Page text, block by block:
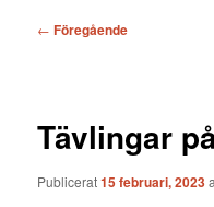
Inläggsnavigering
← Föregående
Tävlingar
Publicerat15 februari, 2023